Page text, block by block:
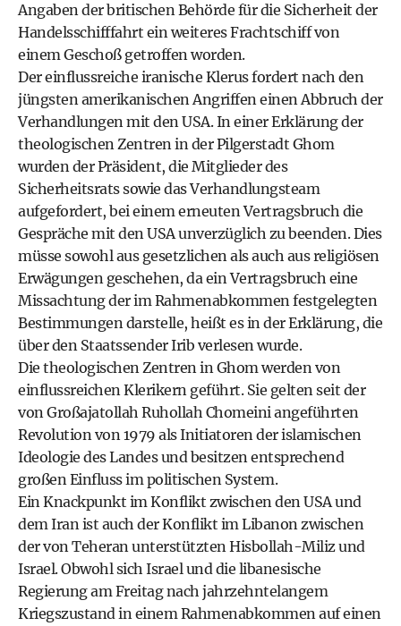
Angaben der britischen Behörde für die Sicherheit der
Handelsschifffahrt ein weiteres Frachtschiff von
einem Geschoß getroffen worden.
Der einflussreiche iranische Klerus fordert nach den
jüngsten amerikanischen Angriffen einen Abbruch der
Verhandlungen mit den USA. In einer Erklärung der
theologischen Zentren in der Pilgerstadt Ghom
wurden der Präsident, die Mitglieder des
Sicherheitsrats sowie das Verhandlungsteam
aufgefordert, bei einem erneuten Vertragsbruch die
Gespräche mit den USA unverzüglich zu beenden. Dies
müsse sowohl aus gesetzlichen als auch aus religiösen
Erwägungen geschehen, da ein Vertragsbruch eine
Missachtung der im Rahmenabkommen festgelegten
Bestimmungen darstelle, heißt es in der Erklärung, die
über den Staatssender Irib verlesen wurde.
Die theologischen Zentren in Ghom werden von
einflussreichen Klerikern geführt. Sie gelten seit der
von Großajatollah Ruhollah Chomeini angeführten
Revolution von 1979 als Initiatoren der islamischen
Ideologie des Landes und besitzen entsprechend
großen Einfluss im politischen System.
Ein Knackpunkt im Konflikt zwischen den USA und
dem Iran ist auch der Konflikt im Libanon zwischen
der von Teheran unterstützten Hisbollah-Miliz und
Israel. Obwohl sich Israel und die libanesische
Regierung am Freitag nach jahrzehntelangem
Kriegszustand in einem Rahmenabkommen auf einen